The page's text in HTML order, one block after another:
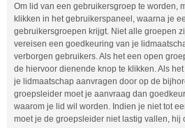
Om lid van een gebruikersgroep te worden,
klikken in het gebruikerspaneel, waarna je
gebruikersgroepen krijgt. Niet alle groepen
vereisen een goedkeuring van je
verborgen gebruikers. Als het een open
de hiervoor dienende knop te klikken. Als
je lidmaatschap aanvragen door op de
groepsleider moet je aanvraag dan
waarom je lid wil worden. Indien je niet tot
moet je de groepsleider niet lastig vallen, hij